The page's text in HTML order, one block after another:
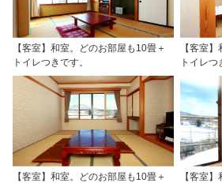
【客室】和室。どのお部屋も10畳＋
トイレつきです。
【客室
トイレつ
【客室】和室。どのお部屋も10畳＋
【客室